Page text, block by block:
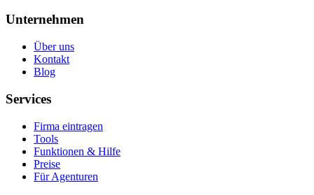
Unternehmen
Über uns
Kontakt
Blog
Services
Firma eintragen
Tools
Funktionen & Hilfe
Preise
Für Agenturen